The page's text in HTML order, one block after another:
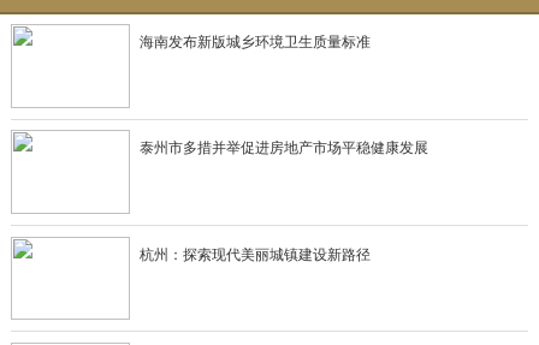
海南发布新版城乡环境卫生质量标准
泰州市多措并举促进房地产市场平稳健康发展
杭州：探索现代美丽城镇建设新路径